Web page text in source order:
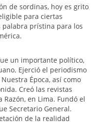
de sordinas, hoy es grito
para ciertas
palabra prístina para los
un importante político,
Ejerció el periodismo
Época, así como
Creó las revistas
en Lima. Fundó el
Secretario General.
de la realidad